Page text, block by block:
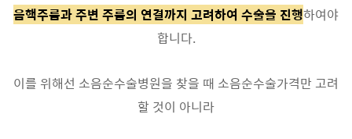
음핵주름과 주변 주름의 연결까지 고려하여 수술을 진행하여야
합니다.
이를 위해선 소음순수술병원을 찾을 때 소음순수술가격만 고려
할 것이 아니라